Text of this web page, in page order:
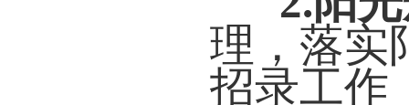
理，落实
招录工作